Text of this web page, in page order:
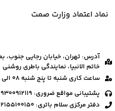
نماد اعتماد وزارت صمت
خاتم الانبیا، نمایندگی باطری روشنی
ساعت کاری شنبه تا پنج شنبه 08 الی 24
پشتیبانی مواقع ضروری: 09300912119
دفتر مرکزی سلام باتری: 02155100150